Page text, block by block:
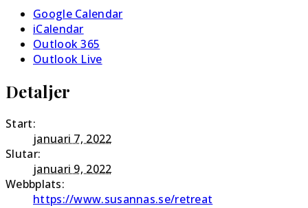
Google Calendar
iCalendar
Outlook 365
Outlook Live
Detaljer
Start:
januari 7, 2022
Slutar:
januari 9, 2022
Webbplats:
https://www.susannas.se/retreat